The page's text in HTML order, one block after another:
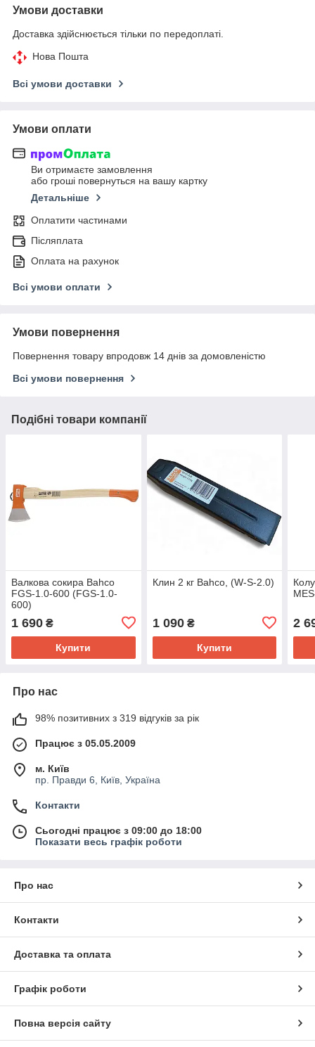
Умови доставки
Доставка здійснюється тільки по передоплаті.
Нова Пошта
Всі умови доставки
Умови оплати
Ви отримаєте замовлення
або гроші повернуться на вашу картку
Детальніше
Оплатити частинами
Післяплата
Оплата на рахунок
Всі умови оплати
Умови повернення
Повернення товару впродовж 14 днів за домовленістю
Всі умови повернення
Подібні товари компанії
Валкова сокира Bahco
FGS-1.0-600 (FGS-1.0-
600)
1 690 ₴
Купити
Клин 2 кг Bahco, (W-S-2.0)
1 090₴
Купити
2
Про нас
98% позитивних з 319 відгуків за рік
Працює з 05.05.2009
м. Київ
пр. Правди 6, Київ, Україна
Контакти
Сьогодні працює з 09:00 до 18:00
Показати весь графік роботи
Про нас
Контакти
Доставка та оплата
Графік роботи
Повна версія сайту